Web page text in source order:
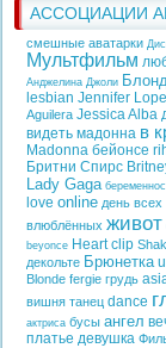
АССОЦИАЦИИ
смешные аватарки
Мультфильм
Анджелина Джоли
lesbian Jennifer
Aguilera Jessica Alba
видеть мадонна в
Madonna бейонсе
Бритни Спирс
Lady Gaga
love online день всех
влюблённых живот
beyonce Heart clip
декольте Брюнетка
Blonde fergie грудь
вишня танец dance
актриса бусы ангел
платье девушка